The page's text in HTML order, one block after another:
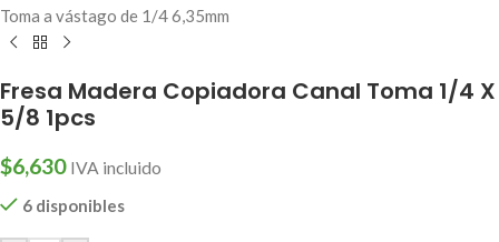
Toma a vástago de 1/4 6,35mm
Fresa Madera Copiadora Canal Toma 1/4 X
5/8 1pcs
$6,630 IVA incluido
6 disponibles